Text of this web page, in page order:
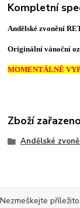
Kompletní
Andělské zvonění
Originální vánoční
MOMENTÁLNĚ
Zboží
Andělské
Nezmeškejte